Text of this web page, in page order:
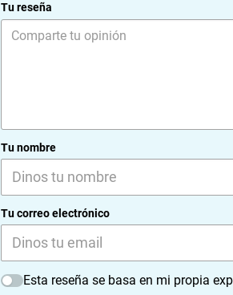
Tu reseña
Tu nombre
Tu correo electrónico
Esta reseña se basa en mi propia